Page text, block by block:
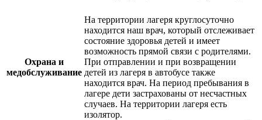
Охрана и
медобслуживание
На территории лагеря круглосуточно
находится наш врач, который отслеживает
состояние здоровья детей и имеет
возможность прямой связи с родителями.
При отправлении и при возвращении
детей из лагеря в автобусе также
находится врач. На период пребывания в
лагере дети застрахованы от несчастных
случаев. На территории лагеря есть
изолятор.